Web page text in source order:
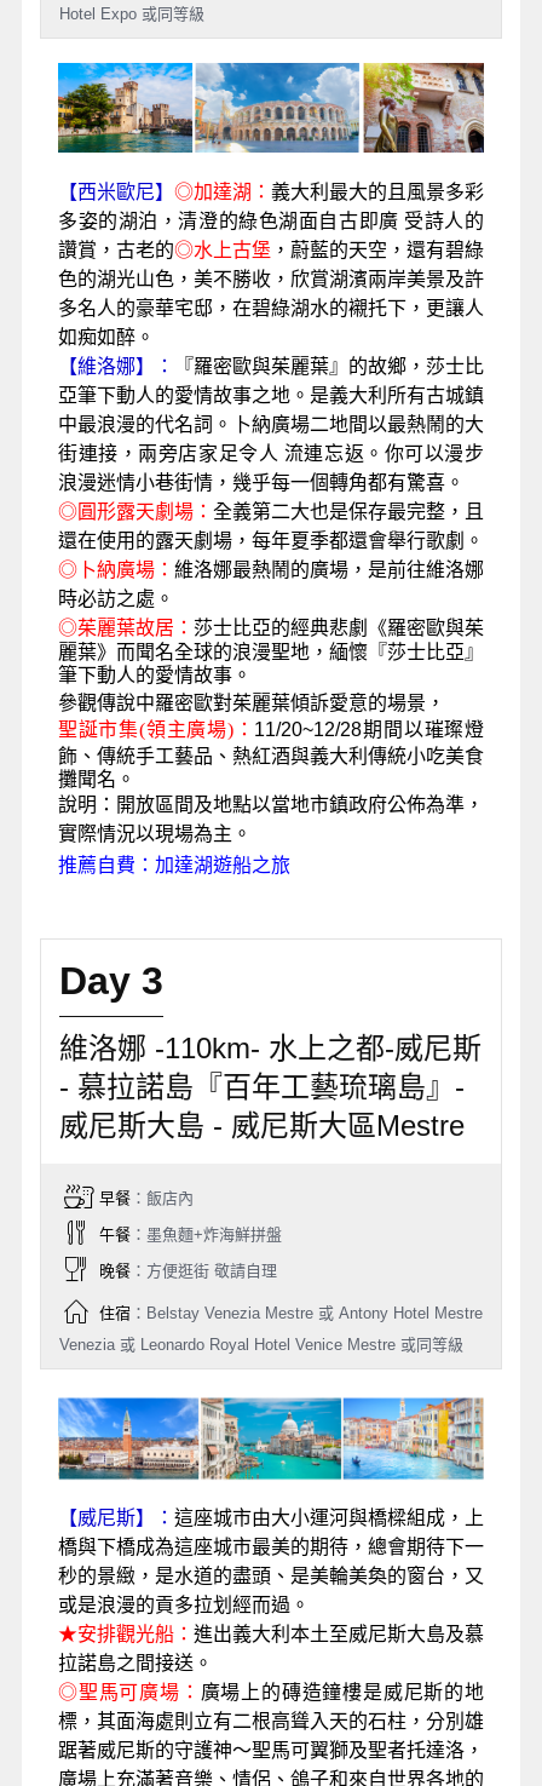
Hotel Expo 或同等級
【西米歐尼】 ◎加達湖 ：義大利最大的且風景多彩
多姿的湖泊，清澄的綠色湖面自古即廣 受詩人的
讚賞，古老的◎水上古堡 ，蔚藍的天空，還有碧綠
色的湖光山色，美不勝收，欣賞湖濱兩岸美景及許
多名人的豪華宅邸，在碧綠湖水的襯托下，更讓人
如痴如醉。
【維洛娜】：
『羅密歐與茱麗葉』的故鄉，莎士比
亞筆下動人的愛情故事之地。是義大利所有古城鎮
中最浪漫的代名詞。卜納廣場二地間以最熱鬧的大
街連接，兩旁店家足令人 流連忘返。你可以漫步
浪漫迷情小巷街情，幾乎每一個轉角都有驚喜。
◎圓形露天劇場： 全義第二大也是保存最完整，且
還在使用的露天劇場，每年夏季都還會舉行歌劇。
◎卜納廣場： 維洛娜最熱鬧的廣場，是前往維洛娜
時必訪之處。
◎茱麗葉故居： 莎士比亞的經典悲劇《羅密歐與茱
麗葉》而聞名全球的浪漫聖地，緬懷『莎士比亞』
筆下動人的愛情故事。
參觀傳說中羅密歐對茱麗葉傾訴愛意的場景，
聖誕市集(領主廣場)： 11/20~12/28期間以璀璨燈
飾、傳統手工藝品、熱紅酒與義大利傳統小吃美食
攤聞名。
說明： 開放區間及地點以當地市鎮政府公佈為準，
實際情況以現場為主。
推薦自費： 加達湖遊船之旅
Day 3
維洛娜 -110km- 水上之都-威尼斯
- 慕拉諾島『百年工藝琉璃島』-
威尼斯大島 - 威尼斯大區Mestre
早餐：飯店內
午餐：墨魚麵+炸海鮮拼盤
晚餐：方便逛街 敬請自理
住宿：Belstay Venezia Mestre 或 Antony Hotel Mestre
Venezia 或 Leonardo Royal Hotel Venice Mestre 或同等級
【威尼斯】： 這座城市由大小運河與橋樑組成，上
橋與下橋成為這座城市最美的期待，總會期待下一
秒的景緻，是水道的盡頭、是美輪美奐的窗台，又
或是浪漫的貢多拉划經而過。
★安排觀光船： 進出義大利本土至威尼斯大島及慕
拉諾島之間接送。
◎聖馬可廣場： 廣場上的磚造鐘樓是威尼斯的地
標，其面海處則立有二根高聳入天的石柱，分別雄
踞著威尼斯的守護神～聖馬可翼獅及聖者托達洛，
廣場上充滿著音樂、情侶、鴿子和來自世界各地的